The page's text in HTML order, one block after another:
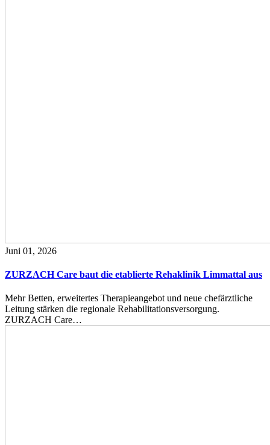
Juni 01, 2026
ZURZACH Care baut die etablierte Rehaklinik Limmattal aus
Mehr Betten, erweitertes Therapieangebot und neue chefärztliche
Leitung stärken die regionale Rehabilitationsversorgung.
ZURZACH Care…